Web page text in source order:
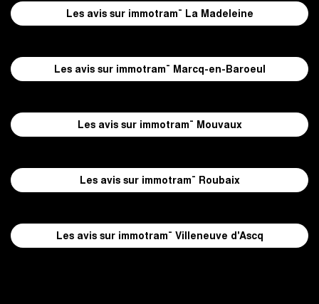
Les avis sur immotram¨ La Madeleine
Les avis sur immotram¨ Marcq-en-Baroeul
Les avis sur immotram¨ Mouvaux
Les avis sur immotram¨ Roubaix
Les avis sur immotram¨ Villeneuve d'Ascq